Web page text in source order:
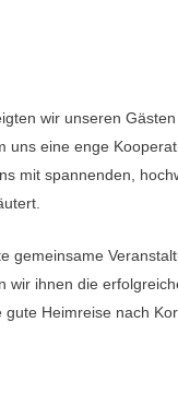
wir unseren
uns eine enge
mit spannenden,
gemeinsame
wir ihnen die
Heimreise nach